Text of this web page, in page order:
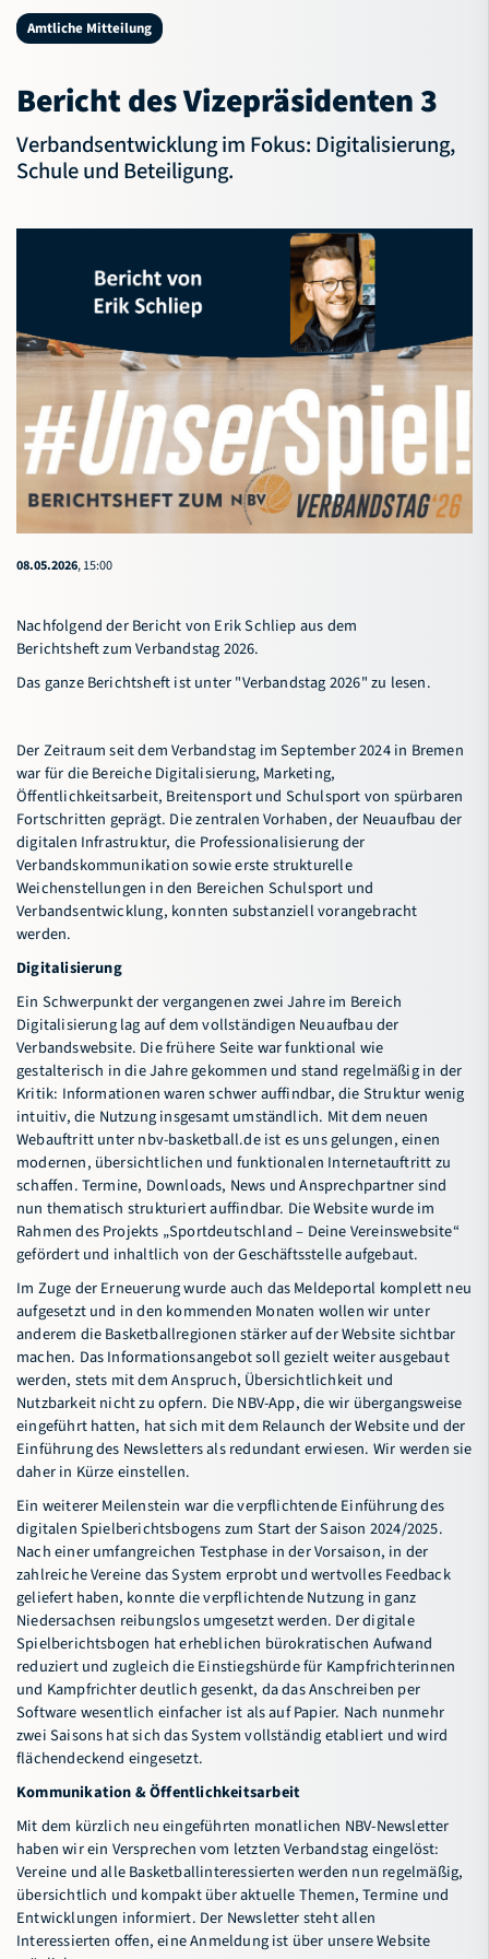
Amtliche Mitteilung
Bericht des Vizepräsidenten 3
Verbandsentwicklung im Fokus: Digitalisierung,
Schule und Beteiligung.
08.05.2026, 15:00
Nachfolgend der Bericht von Erik Schliep aus dem
Berichtsheft zum Verbandstag 2026.
Das ganze Berichtsheft ist unter"Verbandstag 2026"zu lesen.
Der Zeitraum seit dem Verbandstag im September 2024 in Bremen
war für die Bereiche Digitalisierung, Marketing,
Öffentlichkeitsarbeit, Breitensport und Schulsport von spürbaren
Fortschritten geprägt. Die zentralen Vorhaben, der Neuaufbau der
digitalen Infrastruktur, die Professionalisierung der
Verbandskommunikation sowie erste strukturelle
Weichenstellungen in den Bereichen Schulsport und
Verbandsentwicklung, konnten substanziell vorangebracht
werden.
Digitalisierung
Ein Schwerpunkt der vergangenen zwei Jahre im Bereich
Digitalisierung lag auf dem vollständigen Neuaufbau der
Verbandswebsite. Die frühere Seite war funktional wie
gestalterisch in die Jahre gekommen und stand regelmäßig in der
Kritik: Informationen waren schwer auffindbar, die Struktur wenig
intuitiv, die Nutzung insgesamt umständlich. Mit dem neuen
Webauftritt unter nbv-basketball.de ist es uns gelungen, einen
modernen, übersichtlichen und funktionalen Internetauftritt zu
schaffen. Termine, Downloads, News und Ansprechpartner sind
nun thematisch strukturiert auffindbar. Die Website wurde im
Rahmen des Projekts „Sportdeutschland – Deine Vereinswebsite“
gefördert und inhaltlich von der Geschäftsstelle aufgebaut.
Im Zuge der Erneuerung wurde auch das Meldeportal komplett neu
aufgesetzt und in den kommenden Monaten wollen wir unter
anderem die Basketballregionen stärker auf der Website sichtbar
machen. Das Informationsangebot soll gezielt weiter ausgebaut
werden, stets mit dem Anspruch, Übersichtlichkeit und
Nutzbarkeit nicht zu opfern. Die NBV-App, die wir übergangsweise
eingeführt hatten, hat sich mit dem Relaunch der Website und der
Einführung des Newsletters als redundant erwiesen. Wir werden sie
daher in Kürze einstellen.
Ein weiterer Meilenstein war die verpflichtende Einführung des
digitalen Spielberichtsbogens zum Start der Saison 2024/2025.
Nach einer umfangreichen Testphase in der Vorsaison, in der
zahlreiche Vereine das System erprobt und wertvolles Feedback
geliefert haben, konnte die verpflichtende Nutzung in ganz
Niedersachsen reibungslos umgesetzt werden. Der digitale
Spielberichtsbogen hat erheblichen bürokratischen Aufwand
reduziert und zugleich die Einstiegshürde für Kampfrichterinnen
und Kampfrichter deutlich gesenkt, da das Anschreiben per
Software wesentlich einfacher ist als auf Papier. Nach nunmehr
zwei Saisons hat sich das System vollständig etabliert und wird
flächendeckend eingesetzt.
Kommunikation & Öffentlichkeitsarbeit
Mit dem kürzlich neu eingeführten monatlichen NBV-Newsletter
haben wir ein Versprechen vom letzten Verbandstag eingelöst:
Vereine und alle Basketballinteressierten werden nun regelmäßig,
übersichtlich und kompakt über aktuelle Themen, Termine und
Entwicklungen informiert. Der Newsletter steht allen
Interessierten offen, eine Anmeldung ist über unsere Website
NBV-Jugend
Verband